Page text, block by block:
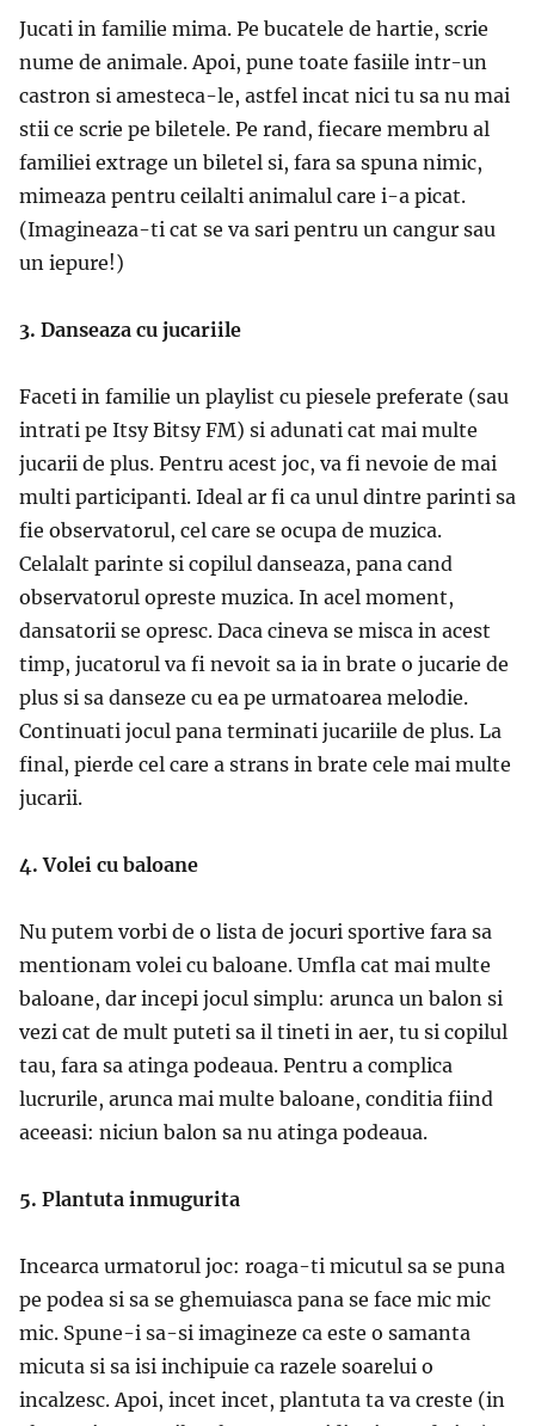
Jucati in familie mima. Pe bucatele de hartie, scrie
nume de animale. Apoi, pune toate fasiile intr-un
castron si amesteca-le, astfel incat nici tu sa nu mai
stii ce scrie pe biletele. Pe rand, fiecare membru al
familiei extrage un biletel si, fara sa spuna nimic,
mimeaza pentru ceilalti animalul care i-a picat.
(Imagineaza-ti cat se va sari pentru un cangur sau
un iepure!)
3. Danseaza cu jucariile
Faceti in familie un playlist cu piesele preferate (sau
intrati pe Itsy Bitsy FM) si adunati cat mai multe
jucarii de plus. Pentru acest joc, va fi nevoie de mai
multi participanti. Ideal ar fi ca unul dintre parinti sa
fie observatorul, cel care se ocupa de muzica.
Celalalt parinte si copilul danseaza, pana cand
observatorul opreste muzica. In acel moment,
dansatorii se opresc. Daca cineva se misca in acest
timp, jucatorul va fi nevoit sa ia in brate o jucarie de
plus si sa danseze cu ea pe urmatoarea melodie.
Continuati jocul pana terminati jucariile de plus. La
final, pierde cel care a strans in brate cele mai multe
jucarii.
4. Volei cu baloane
Nu putem vorbi de o lista de jocuri sportive fara sa
mentionam volei cu baloane. Umfla cat mai multe
baloane, dar incepi jocul simplu: arunca un balon si
vezi cat de mult puteti sa il tineti in aer, tu si copilul
tau, fara sa atinga podeaua. Pentru a complica
lucrurile, arunca mai multe baloane, conditia fiind
aceeasi: niciun balon sa nu atinga podeaua.
5. Plantuta inmugurita
Incearca urmatorul joc: roaga-ti micutul sa se puna
pe podea si sa se ghemuiasca pana se face mic mic
mic. Spune-i sa-si imagineze ca este o samanta
micuta si sa isi inchipuie ca razele soarelui o
incalzesc. Apoi, incet incet, plantuta ta va creste (in